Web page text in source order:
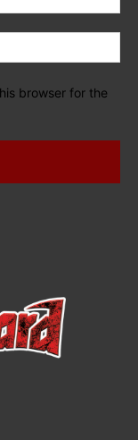
browser for the